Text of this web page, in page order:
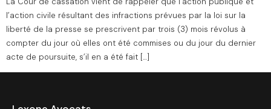
l’action civile résultant des infractions prévues par la loi sur la
liberté de la presse se prescrivent par trois (3) mois révolus à
compter du jour où elles ont été commises ou du jour du dernier
acte de poursuite, s’il en a été fait […]